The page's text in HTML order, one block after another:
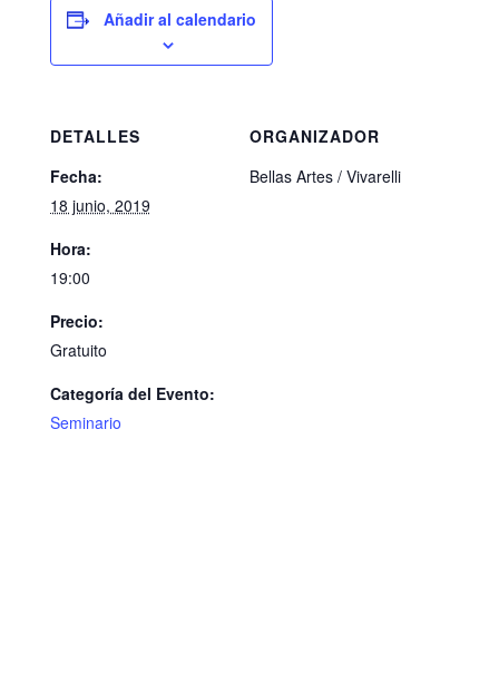
Añadir al calendario
DETALLES
Fecha:
18 junio, 2019
Hora:
19:00
Precio:
Gratuito
Categoría del Evento:
Seminario
ORGANIZADOR
Bellas Artes / Vivarelli